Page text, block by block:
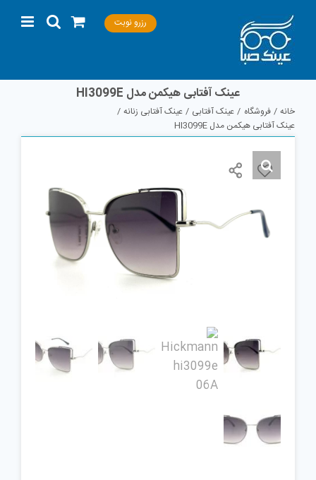
content
رزرو نوبت
عینک آفتابی هیکمن مدل HI3099E
خانه فروشگاه عینک آفتابی
عینک آفتابی زنانه
عینک آفتابی هیکمن مدل HI3099E